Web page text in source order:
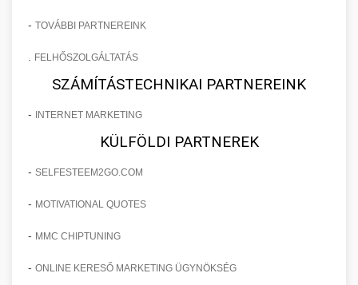
- TOVÁBBI PARTNEREINK
FELHŐSZOLGÁLTATÁS
SZÁMÍTÁSTECHNIKAI PARTNEREINK
- INTERNET MARKETING
KÜLFÖLDI PARTNEREK
- SELFESTEEM2GO.COM
- MOTIVATIONAL QUOTES
- MMC CHIPTUNING
- ONLINE KERESŐ MARKETING ÜGYNÖKSÉG